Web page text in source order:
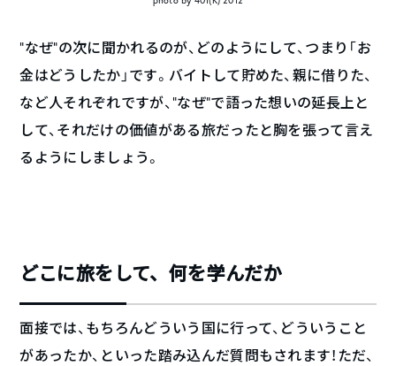
“なぜ“の次に聞かれるのが、どのようにして、つまり「お
金はどうしたか」です。バイトして貯めた、親に借りた、
など人それぞれですが、”なぜ“で語った想いの延長上と
して、それだけの価値がある旅だったと胸を張って言え
るようにしましょう。
どこに旅をして、何を学んだか
面接では、もちろんどういう国に行って、どういうこと
があったか、といった踏み込んだ質問もされます！ただ、